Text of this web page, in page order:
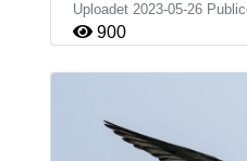
Uploadet 2023-05-26
900